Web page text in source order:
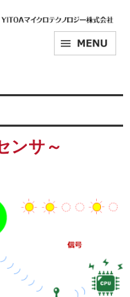
ンサ～